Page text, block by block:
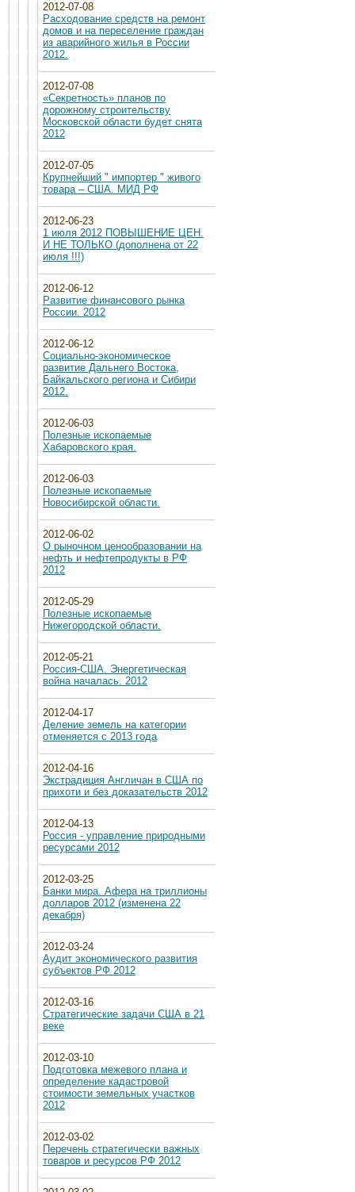
2012-07-08
Расходование средств на ремонт
домов и на переселение граждан
из аварийного жилья в России
2012.
2012-07-08
«Секретность» планов по
дорожному строительству
Московской области будет снята
2012
2012-07-05
Крупнейший " импортер " живого
товара – США. МИД РФ
2012-06-23
1 июля 2012 ПОВЫШЕНИЕ ЦЕН.
И НЕ ТОЛЬКО (дополнена от 22
июля !!!)
2012-06-12
Развитие финансового рынка
России. 2012
2012-06-12
Социально-экономическое
развитие Дальнего Востока,
Байкальского региона и Сибири
2012.
2012-06-03
Полезные ископаемые
Хабаровского края.
2012-06-03
Полезные ископаемые
Новосибирской области.
2012-06-02
О рыночном ценообразовании на
нефть и нефтепродукты в РФ
2012
2012-05-29
Полезные ископаемые
Нижегородской области.
2012-05-21
Россия-США. Энергетическая
война началась. 2012
2012-04-17
Деление земель на категории
отменяется с 2013 года
2012-04-16
Экстрадиция Англичан в США по
прихоти и без доказательств 2012
2012-04-13
Россия - управление природными
ресурсами 2012
2012-03-25
Банки мира. Афера на триллионы
долларов 2012 (изменена 22
декабря)
2012-03-24
Аудит экономического развития
субъектов РФ 2012
2012-03-16
Стратегические задачи США в 21
веке
2012-03-10
Подготовка межевого плана и
определение кадастровой
стоимости земельных участков
2012
2012-03-02
Перечень стратегически важных
товаров и ресурсов РФ 2012